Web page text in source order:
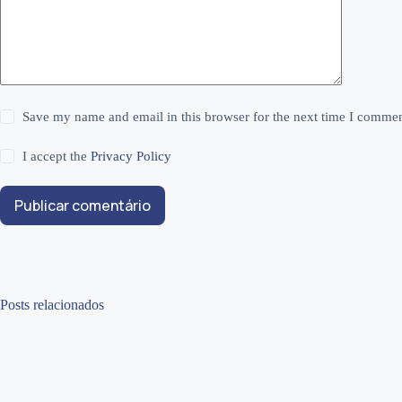
Save my name and email in this browser for the next time I
I accept thePrivacy Policy
Publicar comentário
Posts relacionados